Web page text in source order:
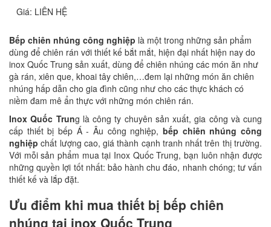
Giá: LIÊN HỆ
Bếp chiên nhúng công nghiệp là một trong những sản phẩm
dùng để chiên rán với thiết kế bắt mắt, hiện đại nhất hiện nay do
inox Quốc Trung sản xuất, dùng để chiên nhúng các món ăn như
gà rán, xiên que, khoai tây chiên,…đem lại những món ăn chiên
nhúng hấp dẫn cho gia đình cũng như cho các thực khách có
niềm đam mê ẩn thực với những món chiên rán.
Inox Quốc Trung là công ty chuyên sản xuất, gia công và cung
cấp thiết bị bếp Á - Âu công nghiệp, bếp chiên nhúng công
nghiệp chất lượng cao, giá thành cạnh tranh nhất trên thị trường.
Với mỗi sản phẩm mua tại Inox Quốc Trung, bạn luôn nhận được
những quyền lợi tốt nhất: bảo hành chu đáo, nhanh chóng; tư vấn
thiết kế và lắp đặt.
Ưu điểm khi mua thiết bị bếp chiên
nhúng tại inox Quốc Trung